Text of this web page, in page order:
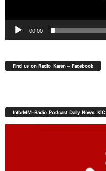
00:00
Find us on Radio Karen – Facebook
InforMM-Radio Podcast Daily News. KIC